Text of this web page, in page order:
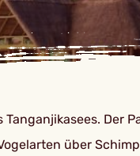
Tanganjikasees. Der
über